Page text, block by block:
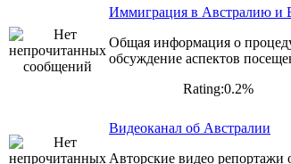
Иммиграция в Австралию и
Общая информация о
обсуждение аспектов
Rating:0.2%
Видеоканал об Австралии
Авторские видео